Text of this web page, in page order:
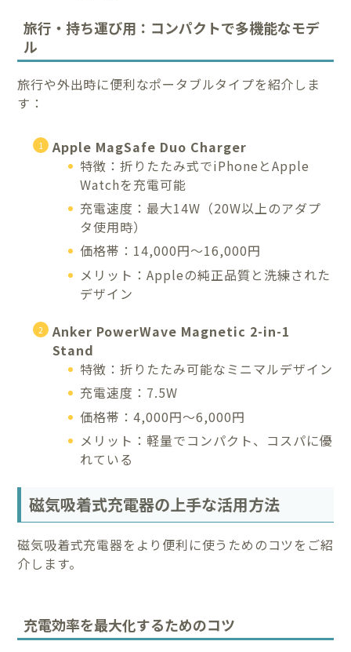
旅行・持ち運び用：コンパクトで多機能なモデ
ル
旅行や外出時に便利なポータブルタイプを紹介しま
す：
Apple MagSafe Duo Charger
特徴：折りたたみ式でiPhoneとApple
Watchを充電可能
充電速度：最大14W（20W以上のアダプ
タ使用時）
価格帯：14,000円〜16,000円
メリット：Appleの純正品質と洗練された
デザイン
Anker PowerWave Magnetic 2-in-1
Stand
特徴：折りたたみ可能なミニマルデザイン
充電速度：7.5W
価格帯：4,000円〜6,000円
メリット：軽量でコンパクト、コスパに優
れている
磁気吸着式充電器の上手な活用方法
磁気吸着式充電器をより便利に使うためのコツをご紹
介します。
充電効率を最大化するためのコツ